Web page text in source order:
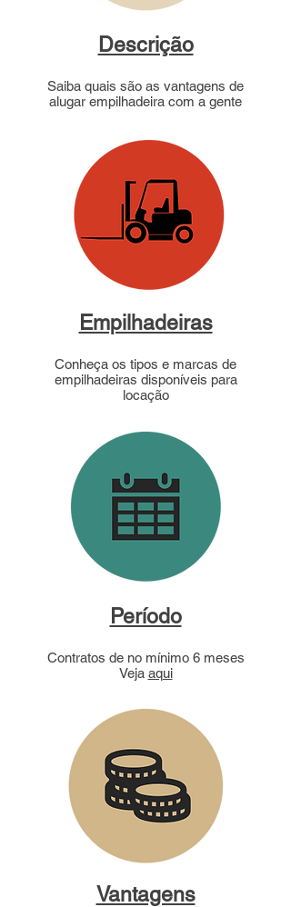
Descrição
Saiba quais são as vantagens de
alugar empilhadeira com a gente
Empilhadeiras
Conheça os tipos e marcas de
empilhadeiras disponíveis para
locação
Período
Contratos de no mínimo 6 meses
Veja aqui
Vantagens